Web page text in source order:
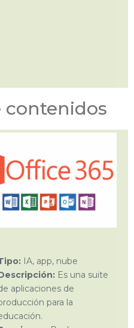
contenidos
IA, app, nube
Es una suite
aplicaciones de
para la